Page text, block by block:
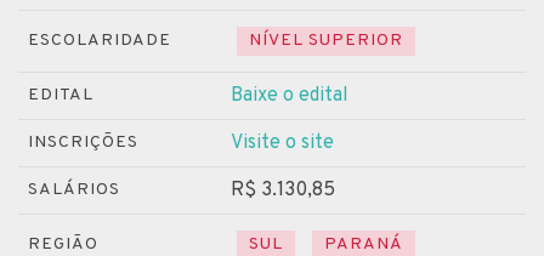
ESCOLARIDADE NÍVEL SUPERIOR
EDITAL Baixe o edital
INSCRIÇÕES Visite o site
SALÁRIOS R$ 3.130,85
REGIÃO SUL PARANÁ